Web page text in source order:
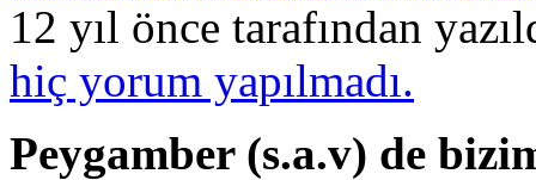
12 yıl önce tarafından
hiç yorum yapılmadı.
Peygamber (s.a.v) de